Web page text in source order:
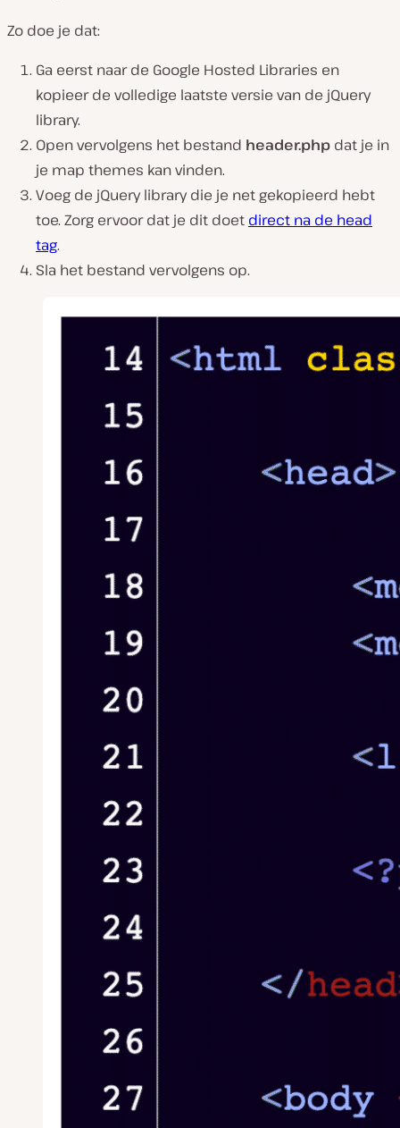
Zo doe je dat:
Ga eerst naar de Google Hosted Libraries en
kopieer de volledige laatste versie van de jQuery
library.
Open vervolgens het bestand header.php dat je in
je map themes kan vinden.
Voeg de jQuery library die je net gekopieerd hebt
toe. Zorg ervoor dat je dit doet direct na de head
tag.
Sla het bestand vervolgens op.